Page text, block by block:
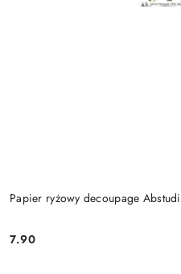
Papier ryżowy decoupage
Cena:
7.90